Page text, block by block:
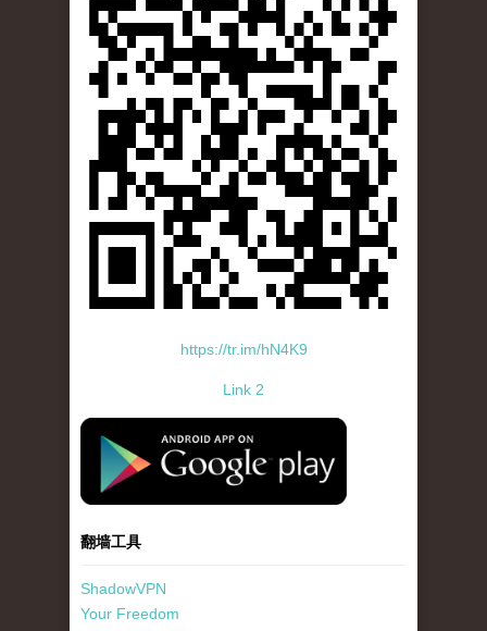
https://tr.im/hN4K9
Link 2
standard-icon-googleplay-app-store.png
翻墙工具
ShadowVPN
Your Freedom